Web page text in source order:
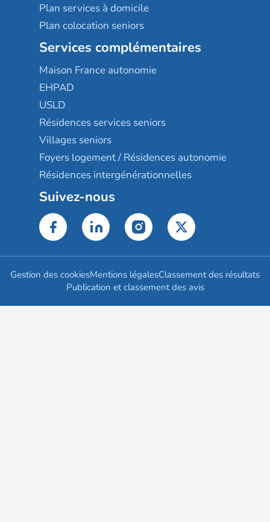
Plan services à domicile
Plan colocation seniors
Services complémentaires
Maison France autonomie
EHPAD
USLD
Résidences services seniors
Villages seniors
Foyers logement / Résidences autonomie
Résidences intergénérationnelles
Suivez-nous
Gestion des cookiesMentions légalesClassement des résultats
Publication et classement des avis